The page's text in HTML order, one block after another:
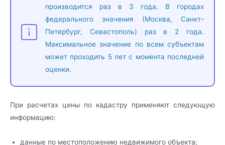
производится раз в 3 года. В городах
федерального значения (Москва, Санкт-
Петербург, Севастополь) раз в 2 года.
Максимальное значение по всем субъектам
может проходить 5 лет с момента последней
оценки.
При расчетах цены по кадастру применяют следующую
информацию:
данные по местоположению недвижимого объекта;